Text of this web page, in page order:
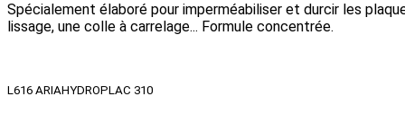
Spécialement élaboré pour imperméabiliser et durcir les
lissage, une colle à carrelage... Formule concentrée.
L616 ARIAHYDROPLAC 310